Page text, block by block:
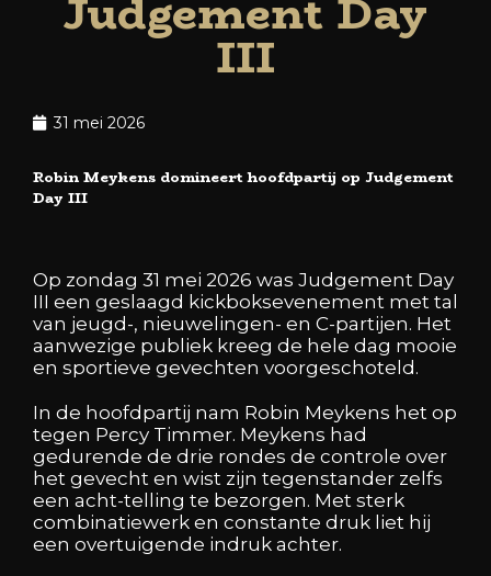
III
31 mei 2026
Robin Meykens domineert hoofdpartij op Judgement
Day III
Op zondag 31 mei 2026 was Judgement Day
III een geslaagd kickboksevenement met tal
van jeugd-, nieuwelingen- en C-partijen. Het
aanwezige publiek kreeg de hele dag mooie
en sportieve gevechten voorgeschoteld.
In de hoofdpartij nam Robin Meykens het op
tegen Percy Timmer. Meykens had
gedurende de drie rondes de controle over
het gevecht en wist zijn tegenstander zelfs
een acht-telling te bezorgen. Met sterk
combinatiewerk en constante druk liet hij
een overtuigende indruk achter.